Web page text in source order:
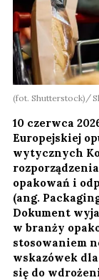
(fot. Shutterstock)
10 czerwca
Europejskiej
wytycznych
opakowań i
(ang.
Dokument
w branży
stosowaniem
wskazówek
się do